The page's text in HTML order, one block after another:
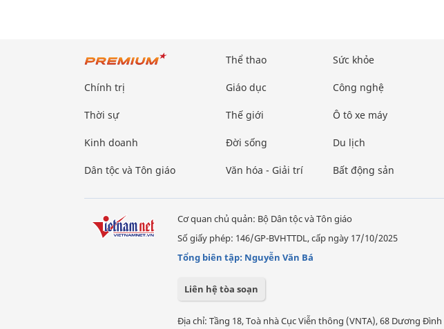
Chính trị
Thời sự
Kinh doanh
Dân tộc và Tôn giáo
Thể thao
Giáo dục
Thế giới
Đời sống
Văn hóa - Giải trí
Sức khỏe
Công nghệ
Ô tô xe máy
Du lịch
Bất động sản
Cơ quan chủ quản: Bộ Dân tộc và Tôn giáo
Số giấy phép: 146/GP-BVHTTDL, cấp ngày 17/10/2025
Tổng biên tập: Nguyễn Văn Bá
Liên hệ tòa soạn
Địa chỉ: Tầng 18, Toà nhà Cục Viễn thông (VNTA), 68 Dương Đình